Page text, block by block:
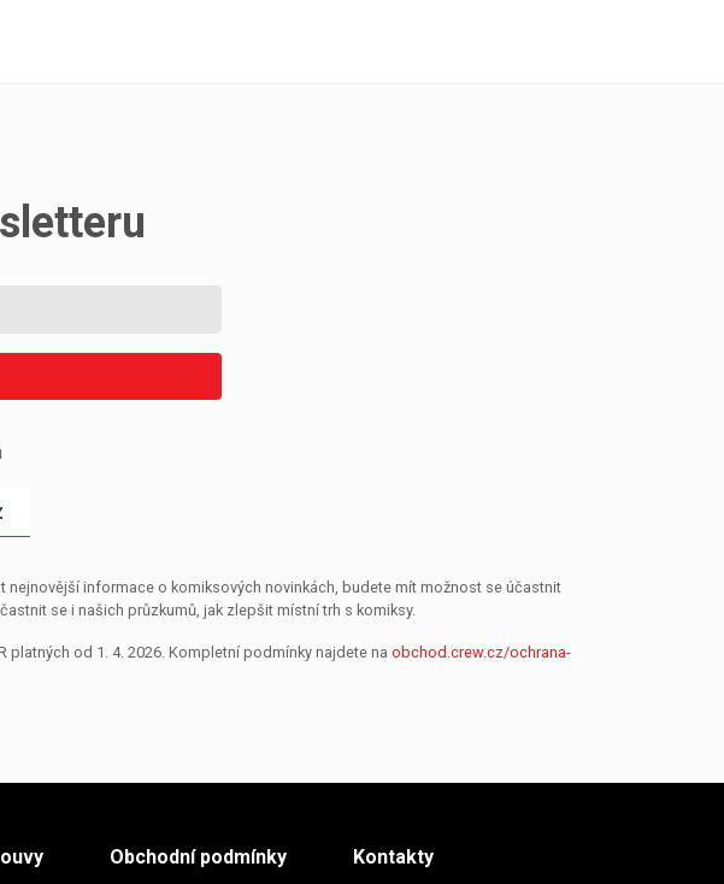
informace o komiksových novinkách, budete mít možnost se účastnit
se i našich průzkumů, jak zlepšit místní trh s komiksy.
od 1. 4. 2026. Kompletní podmínky najdete na obchod.crew.cz/ochrana-
Obchodní podmínky Kontakty